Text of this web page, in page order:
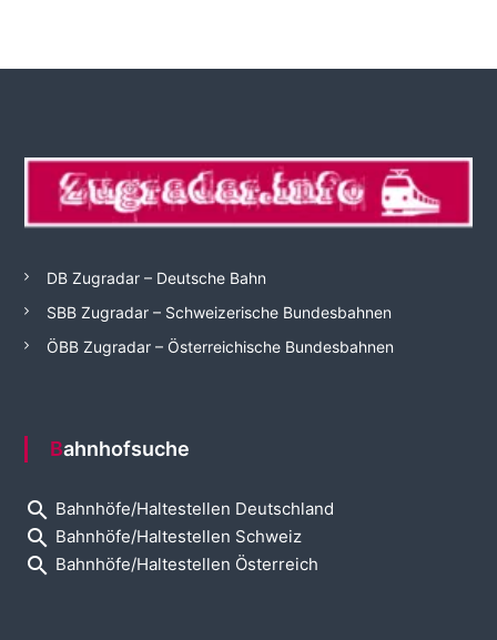
DB Zugradar – Deutsche Bahn
SBB Zugradar – Schweizerische Bundesbahnen
ÖBB Zugradar – Österreichische Bundesbahnen
Bahnhofsuche
search Bahnhöfe/Haltestellen Deutschland
search Bahnhöfe/Haltestellen Schweiz
search Bahnhöfe/Haltestellen Österreich